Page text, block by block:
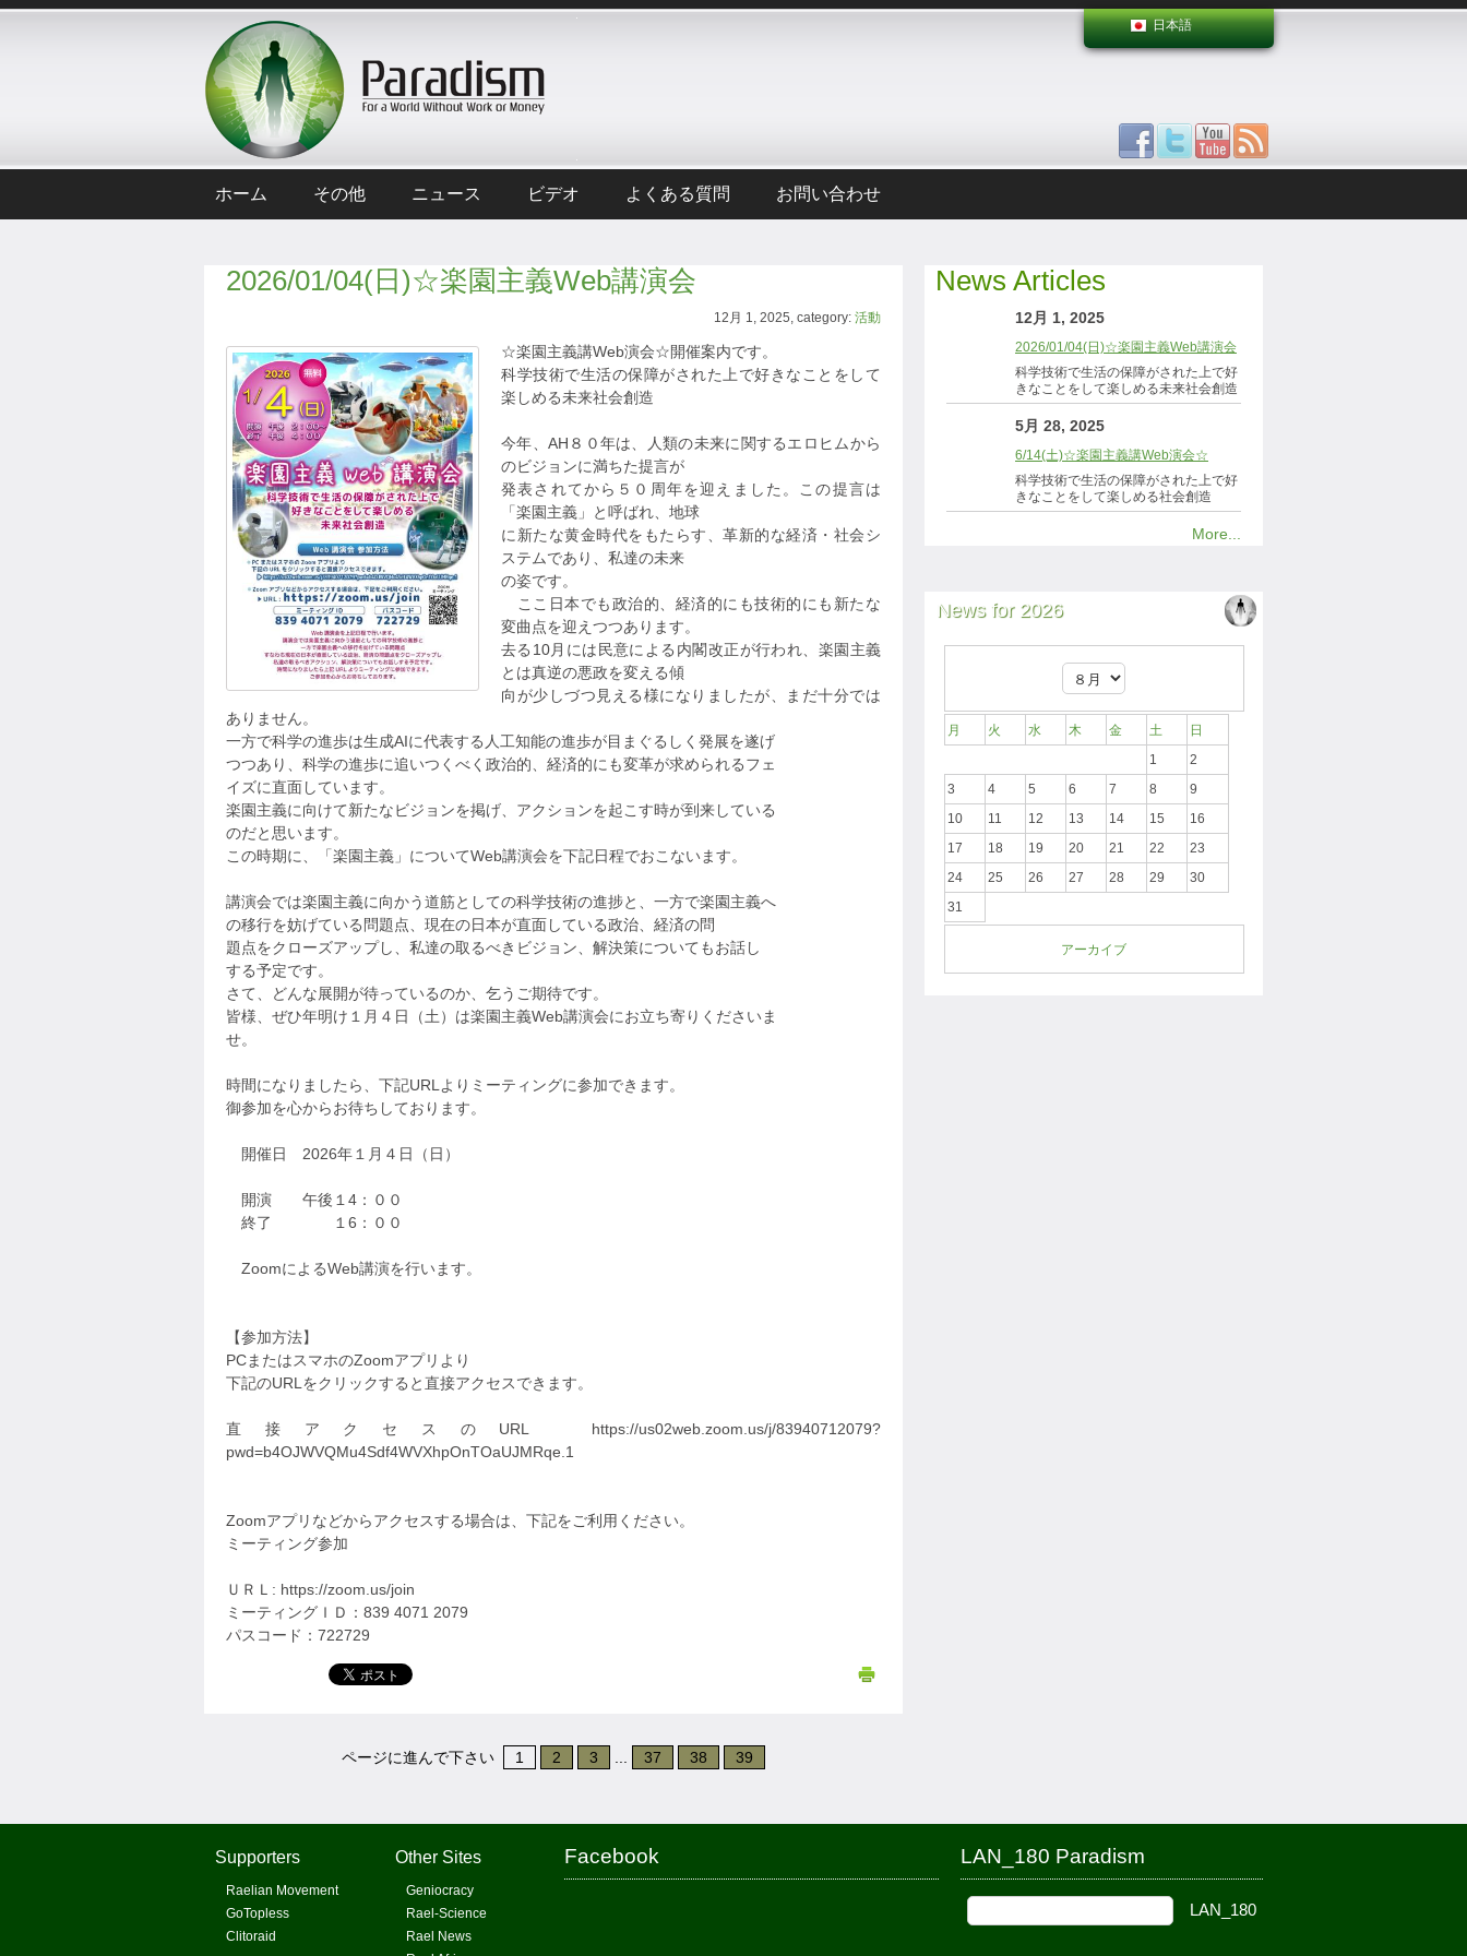
日本語
ホーム その他 ニュース ビデオ よくある質問 お問い合わせ
2026/01/04(日)☆楽園主義Web講演会
12月 1, 2025, category: 活動
☆楽園主義講Web演会☆開催案内です。
科学技術で生活の保障がされた上で好きなことをして
楽しめる未来社会創造
今年、AH８０年は、人類の未来に関するエロヒムから
のビジョンに満ちた提言が
発表されてから５０周年を迎えました。この提言は
「楽園主義」と呼ばれ、地球
に新たな黄金時代をもたらす、革新的な経済・社会シ
ステムであり、私達の未来
の姿です。
ここ日本でも政治的、経済的にも技術的にも新たな
変曲点を迎えつつあります。
去る10月には民意による内閣改正が行われ、楽園主義
とは真逆の悪政を変える傾
向が少しづつ見える様になりましたが、まだ十分では
ありません。
一方で科学の進歩は生成AIに代表する人工知能の進歩が目まぐるしく発展を遂げ
つつあり、科学の進歩に追いつくべく政治的、経済的にも変革が求められるフェ
イズに直面しています。
楽園主義に向けて新たなビジョンを掲げ、アクションを起こす時が到来している
のだと思います。
この時期に、「楽園主義」についてWeb講演会を下記日程でおこないます。
講演会では楽園主義に向かう道筋としての科学技術の進捗と、一方で楽園主義へ
の移行を妨げている問題点、現在の日本が直面している政治、経済の問
題点をクローズアップし、私達の取るべきビジョン、解決策についてもお話し
する予定です。
さて、どんな展開が待っているのか、乞うご期待です。
皆様、ぜひ年明け１月４日（土）は楽園主義Web講演会にお立ち寄りくださいま
せ。
時間になりましたら、下記URLよりミーティングに参加できます。
御参加を心からお待ちしております。
開催日 2026年１月４日（日）
開演 午後１4：００
終了 １6：００
ZoomによるWeb講演を行います。
【参加方法】
PCまたはスマホのZoomアプリより
下記のURLをクリックすると直接アクセスできます。
直接アクセスのURL https://us02web.zoom.us/j/83940712079?
pwd=b4OJWVQMu4Sdf4WVXhpOnTOaUJMRqe.1
Zoomアプリなどからアクセスする場合は、下記をご利用ください。
ミーティング参加
ＵＲＬ: https://zoom.us/join
ミーティングＩＤ：839 4071 2079
パスコード：722729
ページに進んで下さい 1 2 3 37 38 39
News Articles
12月 1, 2025
2026/01/04(日)☆楽園主義Web講演会
科学技術で生活の保障がされた上で好
きなことをして楽しめる未来社会創造
5月 28, 2025
6/14(土)☆楽園主義講Web演会☆
科学技術で生活の保障がされた上で好
きなことをして楽しめる社会創造
More...
News for 2026
月 火 水 木 金 土
日
1
2
3
4 5 6 7 8
9
10
11 12 13 14 15
16
17
18 19 20 21 22
23
24
25 26 27 28 29
30
31
アーカイブ
Supporters
Raelian Movement
GoTopless
Clitoraid
Other Sites
Geniocracy
Rael-Science
Rael News
Facebook LAN_180 Paradism